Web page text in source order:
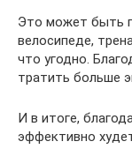
Это может быть
велосипеде,
что угодно.
тратить больше
И в итоге,
эффективно